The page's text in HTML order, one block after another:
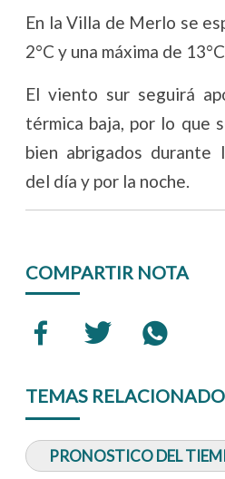
En la Villa de Merlo se
2°C y una máxima de 13°C.
El viento sur seguirá
térmica baja, por lo que
bien abrigados durante
del día y por la noche.
COMPARTIR NOTA
TEMAS
PRONOSTICO DEL